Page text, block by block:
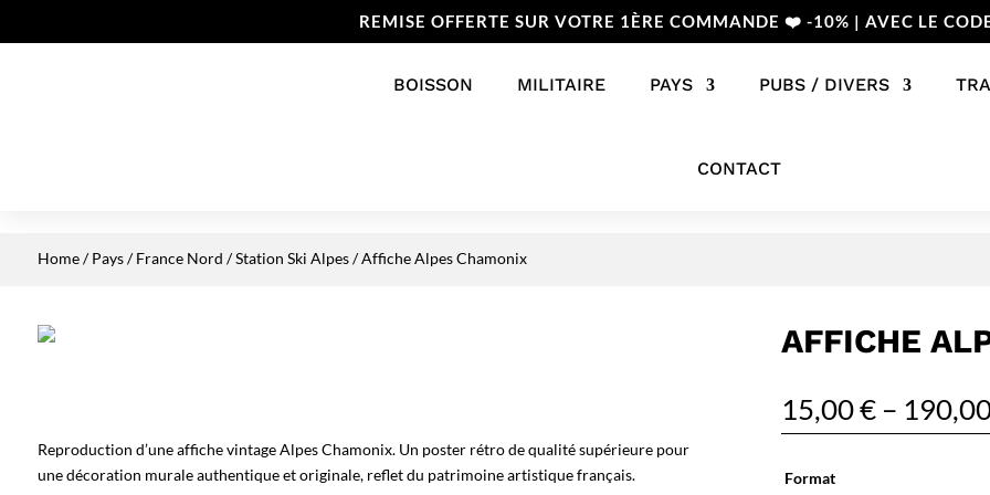
REMISE OFFERTE SUR VOTRE 1ÈRE COMMANDE ❤️ -10% | AVEC LE
BOISSON MILITAIRE PAYS PUBS / DIVERS
CONTACT
Home/Pays/France Nord /Station Ski Alpes/ Affiche Alpes Chamonix
Reproduction d’une affiche vintage Alpes Chamonix. Un poster rétro de qualité supérieure pour
une décoration murale authentique et originale, reflet du patrimoine artistique français.
AFFICHE
15,00€ –
Format